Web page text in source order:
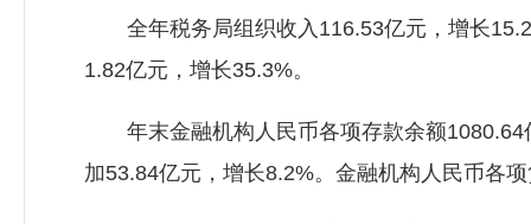
全年税务局组织收入116.53亿元，增长
1.82亿元，增长35.3%。
年末金融机构人民币各项存款余额1080.64
加53.84亿元，增长8.2%。金融机构人民币各